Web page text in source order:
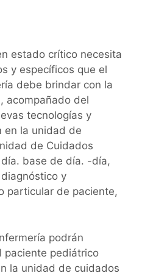
estado crítico necesita
y específicos que el
debe brindar con la
acompañado del
tecnologías y
en la unidad de
de Cuidados
base de día. -día,
y
particular de paciente,
podrán
paciente pediátrico
la unidad de cuidados